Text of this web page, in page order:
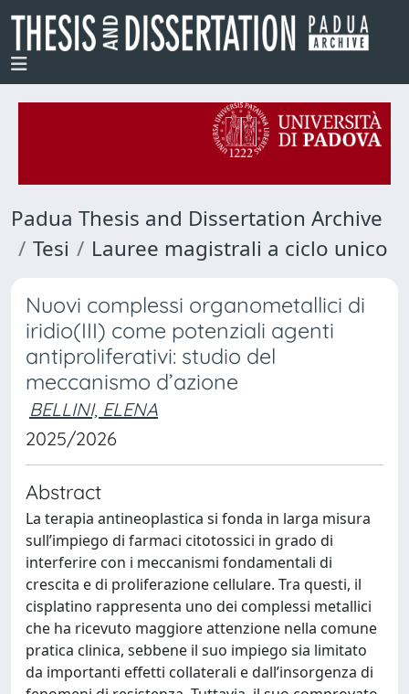
Padua Thesis and Dissertation Archive
Tesi
Lauree magistrali a ciclo unico
Nuovi complessi organometallici di
iridio(III) come potenziali agenti
antiproliferativi: studio del
meccanismo d’azione
BELLINI, ELENA
2025/2026
Abstract
La terapia antineoplastica si fonda in larga misura
sull’impiego di farmaci citotossici in grado di
interferire con i meccanismi fondamentali di
crescita e di proliferazione cellulare. Tra questi, il
cisplatino rappresenta uno dei complessi metallici
che ha ricevuto maggiore attenzione nella comune
pratica clinica, sebbene il suo impiego sia limitato
da importanti effetti collaterali e dall’insorgenza di